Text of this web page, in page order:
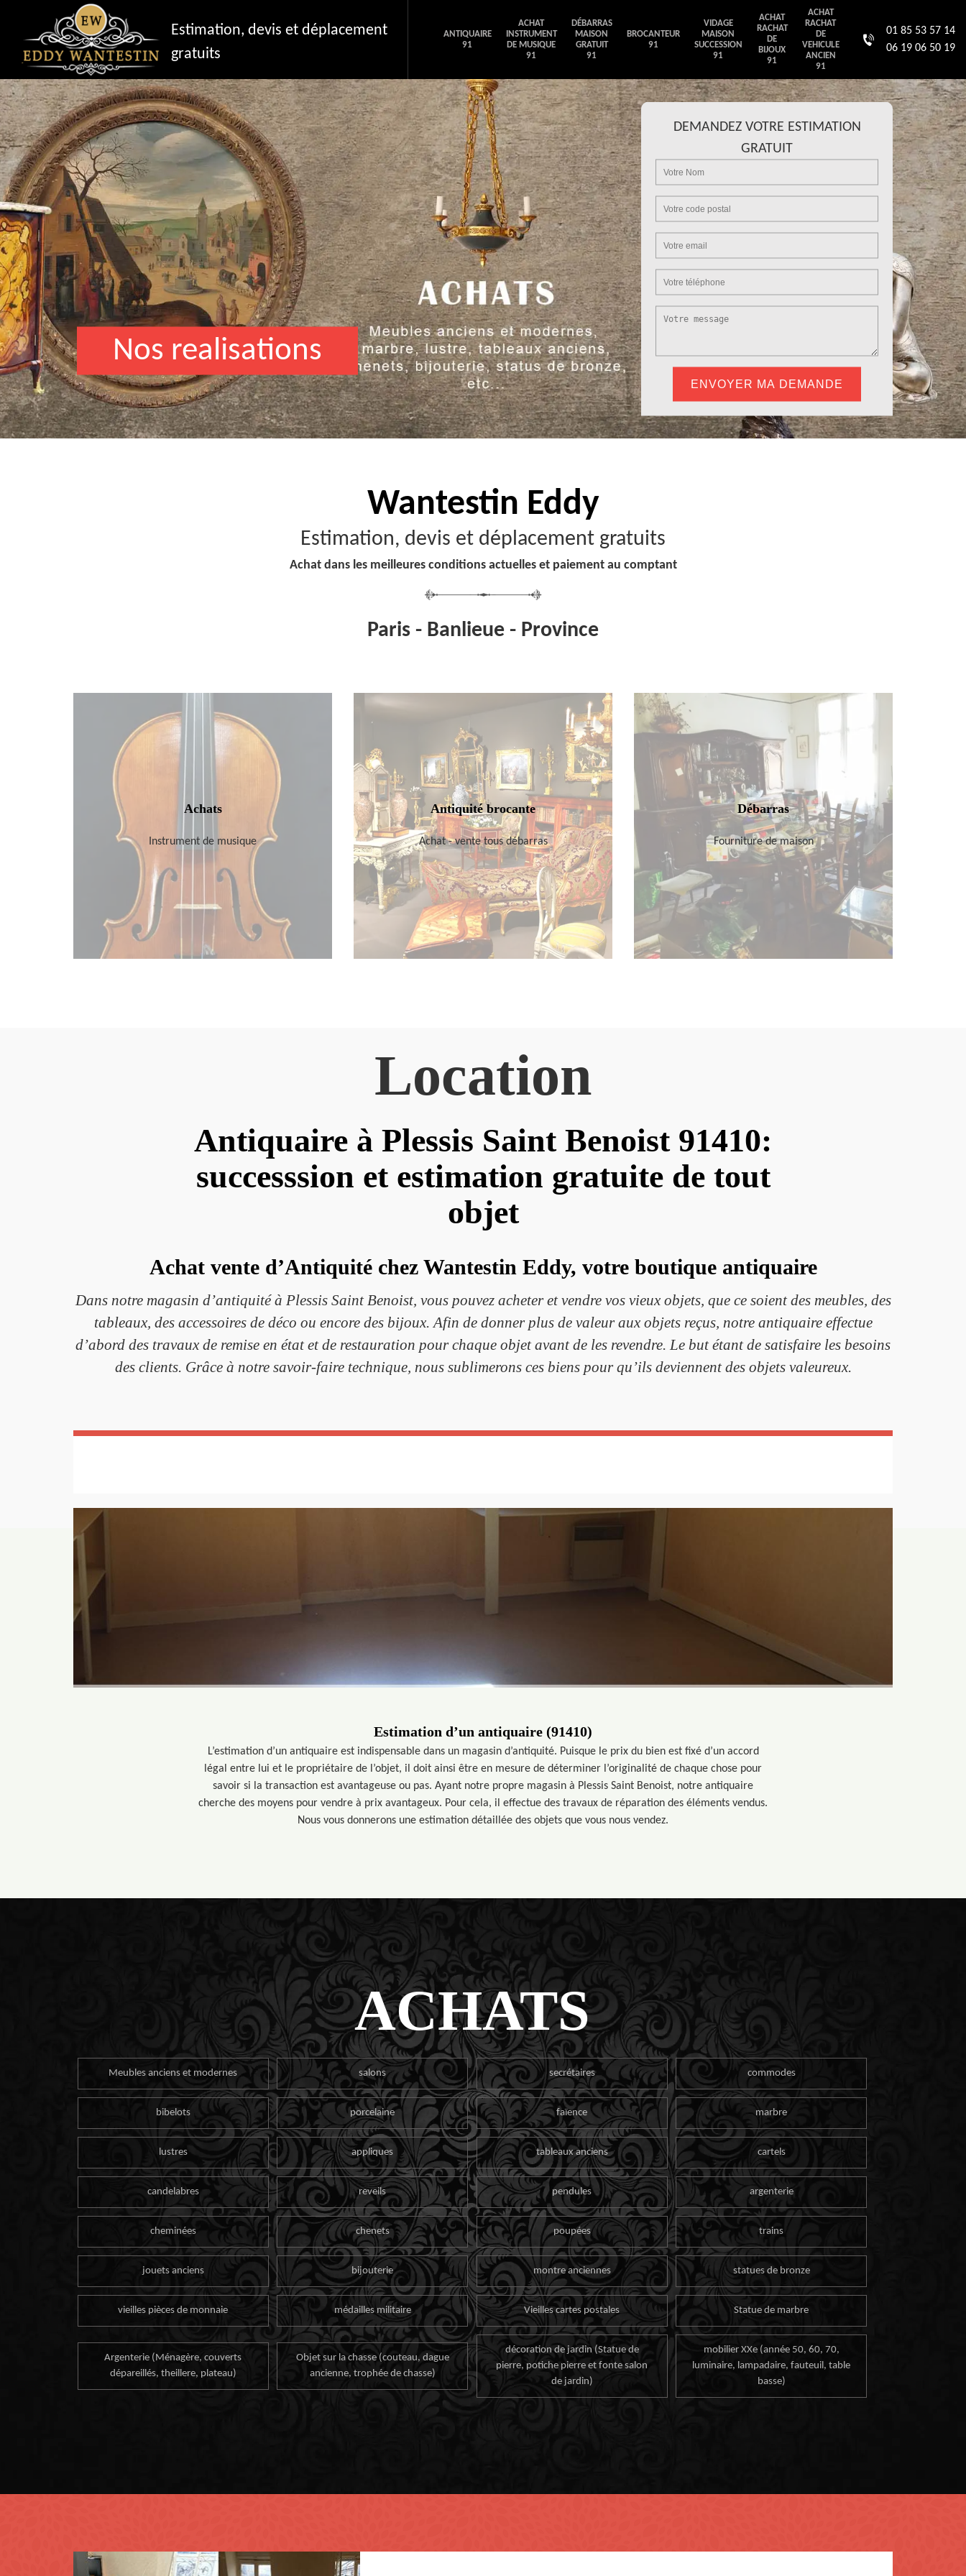
Estimation, devis et déplacement
gratuits
ANTIQUAIRE
91
ACHAT
INSTRUMENT
DE MUSIQUE
91
DÉBARRAS
MAISON
GRATUIT
91
BROCANTEUR
91
VIDAGE
MAISON
SUCCESSION
91
ACHAT
RACHAT
DE
BIJOUX
91
ACHAT
RACHAT
DE
VEHICULE
ANCIEN
91
01 85 53 57 14
06 19 06 50 19
Nos realisations
DEMANDEZ VOTRE ESTIMATION
GRATUIT
Wantestin Eddy
Estimation, devis et déplacement gratuits
Achat dans les meilleures conditions actuelles et paiement au comptant
Paris - Banlieue - Province
Achats
Instrument de musique
Antiquité brocante
Achat - vente tous débarras
Débarras
Fourniture de maison
Antiquaire à Plessis Saint Benoist 91410:
successsion et estimation gratuite de tout
objet
Location
Achat vente d’Antiquité chez Wantestin Eddy, votre boutique antiquaire
Dans notre magasin d’antiquité à Plessis Saint Benoist, vous pouvez acheter et vendre vos vieux objets, que ce soient des meubles, des
tableaux, des accessoires de déco ou encore des bijoux. Afin de donner plus de valeur aux objets reçus, notre antiquaire effectue
d’abord des travaux de remise en état et de restauration pour chaque objet avant de les revendre. Le but étant de satisfaire les besoins
des clients. Grâce à notre savoir-faire technique, nous sublimerons ces biens pour qu’ils deviennent des objets valeureux.
Estimation d’un antiquaire (91410)
L’estimation d’un antiquaire est indispensable dans un magasin d’antiquité. Puisque le prix du bien est fixé d’un accord
légal entre lui et le propriétaire de l’objet, il doit ainsi être en mesure de déterminer l’originalité de chaque chose pour
savoir si la transaction est avantageuse ou pas. Ayant notre propre magasin à Plessis Saint Benoist, notre antiquaire
cherche des moyens pour vendre à prix avantageux. Pour cela, il effectue des travaux de réparation des éléments vendus.
Nous vous donnerons une estimation détaillée des objets que vous nous vendez.
ACHATS
Meubles anciens et modernes salons secrétaires commodes
bibelots porcelaine faïence marbre
lustres appliques tableaux anciens cartels
candelabres reveils pendules argenterie
cheminées chenets poupées trains
jouets anciens bijouterie montre anciennes statues de bronze
vieilles pièces de monnaie médailles militaire Vieilles cartes postales Statue de marbre
Argenterie (Ménagère, couverts
dépareillés, theillere, plateau)
Objet sur la chasse (couteau, dague
ancienne, trophée de chasse)
décoration de jardin (Statue de
pierre, potiche pierre et fonte salon
de jardin)
mobilier XXe (année 50, 60, 70,
luminaire, lampadaire, fauteuil, table
basse)